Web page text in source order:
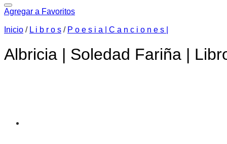
Agregar a Favoritos
Inicio / L i b r o s / P o e s i a | C a n c i o n e s |
Albricia | Soledad Fariña |